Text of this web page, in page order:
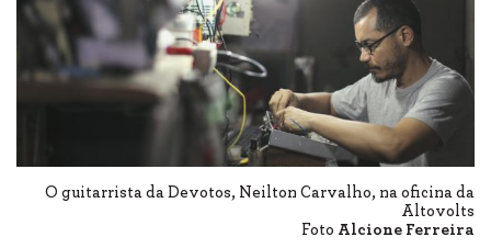
O guitarrista da Devotos, Neilton Carvalho, na oficina da
Altovolts
Foto Alcione Ferreira